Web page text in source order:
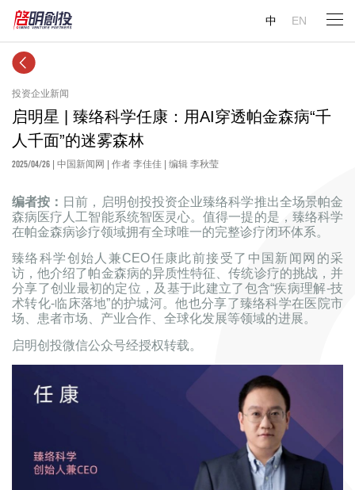
中 EN
投资企业新闻
启明星 | 臻络科学任康：用AI穿透帕金森病“千
人千面”的迷雾森林
2025/04/26 | 中国新闻网 | 作者 李佳佳 | 编辑 李秋莹
编者按： 日前，启明创投投资企业臻络科学推出全场景帕金
森病医疗人工智能系统智医灵心。值得一提的是，臻络科学
在帕金森病诊疗领域拥有全球唯一的完整诊疗闭环体系。
臻络科学创始人兼CEO任康此前接受了中国新闻网的采
访，他介绍了帕金森病的异质性特征、传统诊疗的挑战，并
分享了创业最初的定位，及基于此建立了包含“疾病理解-技
术转化-临床落地”的护城河。他也分享了臻络科学在医院市
场、患者市场、产业合作、全球化发展等领域的进展。
启明创投微信公众号经授权转载。